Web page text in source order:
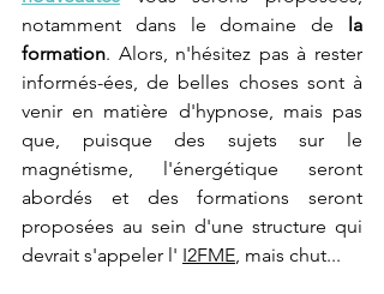
notamment dans le domaine de la
formation. Alors, n'hésitez pas à rester
informés-ées, de belles choses sont à
venir en matière d'hypnose, mais pas
que, puisque des sujets sur le
magnétisme, l'énergétique seront
abordés et des formations seront
proposées au sein d'une structure qui
devrait s'appeler l' I2FME , mais chut...